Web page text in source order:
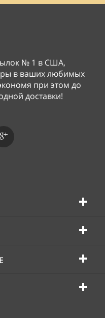
№ 1 в США,
в ваших любимых
при этом до
доставки!